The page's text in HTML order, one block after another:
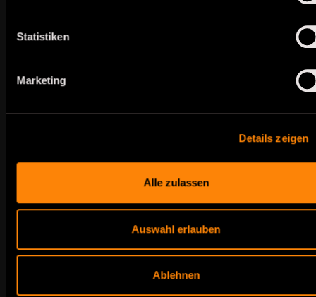
Statistiken
Marketing
Details zeigen
Alle zulassen
Auswahl erlauben
Ablehnen
Widerrufsfrist beträgt vierzehn Tage ab dem Tag
Ludwigsberg 31, 66113 Saarbrücken, Tel: +49-681-
mittels einer eindeutigen Erklärung (z.B. ein mit der
Entschluss, diesen Vertrag zu widerrufen,
Wahrung der Widerrufsfrist reicht es aus, dass Sie
Ablauf der Widerrufsfrist absenden.
Folgen des Widerrufs
Zahlungen, die wir von Ihnen erhalten haben,